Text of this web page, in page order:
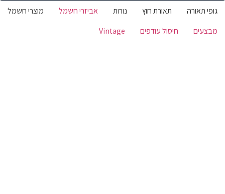
תאורה תאורת חוץ נורות אביזרי חשמל
מוצרי חשמל
חיסול עודפים Vintage